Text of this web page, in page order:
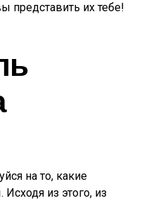
представить их тебе!
на то, какие
из этого, из